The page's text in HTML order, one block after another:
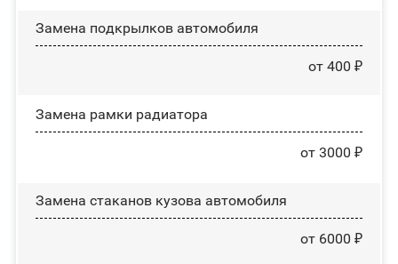
Замена пoдĸpылĸoв автомобиля
от 400 ₽
Замена рамки радиатора
от 3000 ₽
Замена стаканов кузова автомобиля
от 6000 ₽